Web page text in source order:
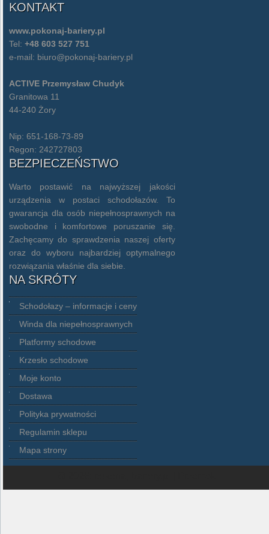
KONTAKT
www.pokonaj-bariery.pl
Tel: +48 603 527 751
e-mail: biuro@pokonaj-bariery.pl
ACTIVE Przemysław Chudyk
Granitowa 11
44-240 Żory
Nip: 651-168-73-89
Regon: 242727803
BEZPIECZEŃSTWO
Warto postawić na najwyższej jakości
urządzenia w postaci schodołazów. To
gwarancja dla osób niepełnosprawnych na
swobodne i komfortowe poruszanie się.
Zachęcamy do sprawdzenia naszej oferty
oraz do wyboru najbardziej optymalnego
rozwiązania właśnie dla siebie.
NA SKRÓTY
Schodołazy – informacje i ceny
Winda dla niepełnosprawnych
Platformy schodowe
Krzesło schodowe
Moje konto
Dostawa
Polityka prywatności
Regulamin sklepu
Mapa strony